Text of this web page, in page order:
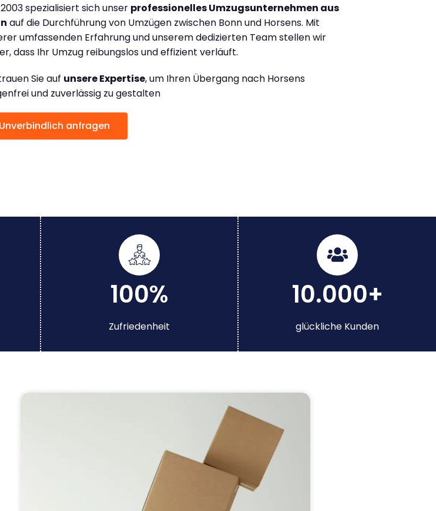
spezialisiert sich unser professionelles Umzugsunternehmen aus
auf die Durchführung von Umzügen zwischen Bonn und Horsens. Mit
umfassenden Erfahrung und unserem dedizierten Team stellen wir
dass Ihr Umzug reibungslos und effizient verläuft.
Sie auf unsere Expertise, um Ihren Übergang nach Horsens
und zuverlässig zu gestalten
Unverbindlich anfragen
100%
Zufriedenheit
10.000+
glückliche Kunden